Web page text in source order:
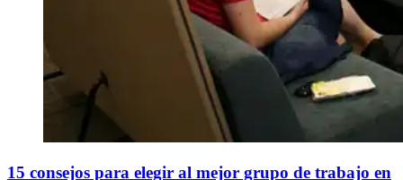
15 consejos para elegir al mejor grupo de trabajo en